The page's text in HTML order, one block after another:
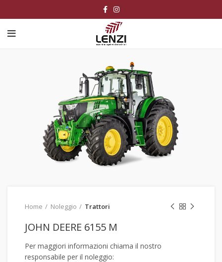
Home Noleggio Trattori
JOHN DEERE 6155 M
Per maggiori informazioni chiama il nostro
responsabile per il noleggio: